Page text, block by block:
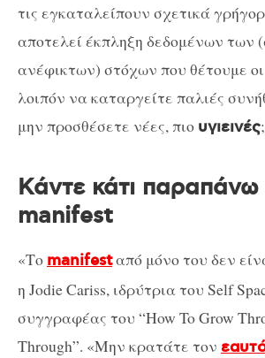
τις εγκαταλείπουν σχετικά
αποτελεί έκπληξη δεδομένων των
ανέφικτων) στόχων που θέτουμε οι
λοιπόν να καταργείτε παλιές
μην προσθέσετε νέες, πιο υγιεινές;
Κάντε κάτι
manifest
«Το manifestαπό μόνο του δεν
η Jodie Cariss, ιδρύτρια του Self
συγγραφέας του “How To Grow
Through”. «Μην κρατάτε τον